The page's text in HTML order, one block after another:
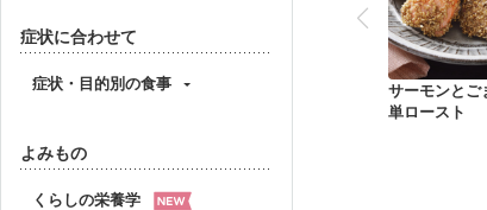
症状に合わせて
症状・目的別の食事
よみもの
くらしの栄養学
サーモンとご
単ロースト